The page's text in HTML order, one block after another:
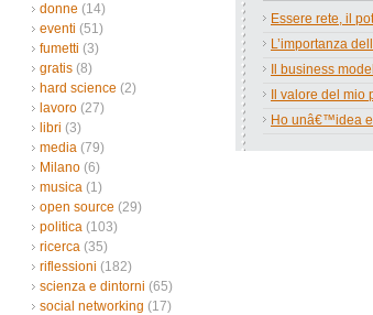
donne (14)
eventi (51)
fumetti (3)
gratis (8)
hard science (2)
lavoro (27)
libri (3)
media (79)
Milano (6)
musica (1)
open source (29)
politica (103)
ricerca (35)
riflessioni (182)
scienza e dintorni (65)
social networking (17)
Essere rete, il
L’importanza
Il business
Il valore del mio
Ho unâ€™idea